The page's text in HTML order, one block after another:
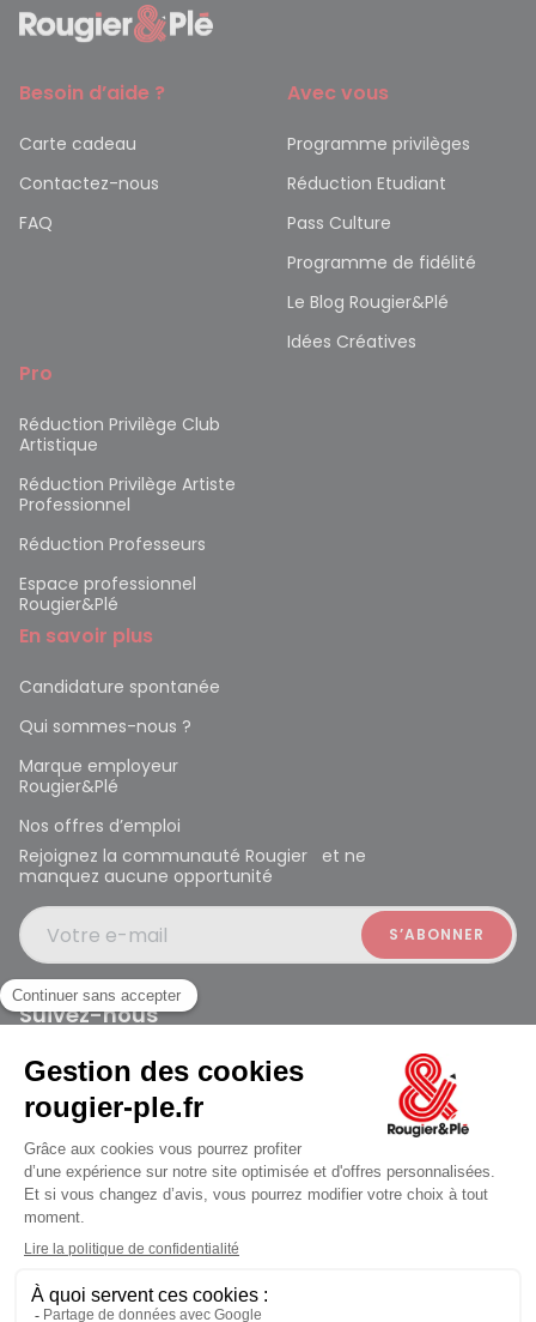
jusqu'au Samedi à 10:00
Besoin d’aide ?
Carte cadeau
Contactez-nous
FAQ
Avec vous
Programme privilèges
Réduction Etudiant
Pass Culture
Programme de fidélité
Le Blog Rougier&Plé
Idées Créatives
Pro
Réduction Privilège Club
Artistique
Réduction Privilège Artiste
Professionnel
Réduction Professeurs
Espace professionnel
Rougier&Plé
En savoir plus
Candidature spontanée
Qui sommes-nous ?
Marque employeur
Rougier&Plé
Nos offres d’emploi
Rejoignez la communauté Rougier et ne
manquez aucune opportunité
Votre e-mail
Suivez-nous
Rougier et Plé 2024 Copyright
Mentions légales
Conditions générales des ventes